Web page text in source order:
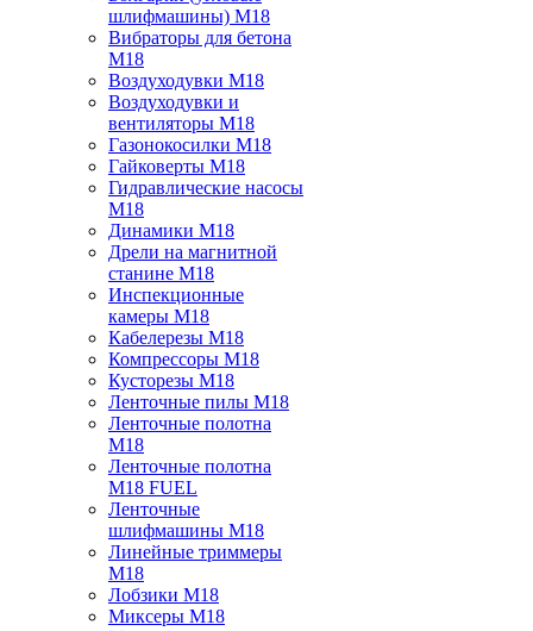
шлифмашины) M18
Вибраторы для бетона
M18
Воздуходувки M18
Воздуходувки и
вентиляторы M18
Газонокосилки M18
Гайковерты M18
Гидравлические насосы
M18
Динамики M18
Дрели на магнитной
станине M18
Инспекционные
камеры M18
Кабелерезы M18
Компрессоры M18
Кусторезы M18
Ленточные пилы M18
Ленточные полотна
M18
Ленточные полотна
M18 FUEL
Ленточные
шлифмашины M18
Линейные триммеры
M18
Лобзики M18
Миксеры M18